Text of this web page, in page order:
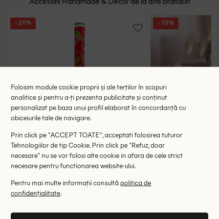
Accesorii Handmade & Decor de la alte branduri
- 29% - 78%
Folosim module cookie proprii și ale terților în scopuri
analitice și pentru a-ți prezenta publicitate și conținut
personalizat pe baza unui profil elaborat în concordanță cu
obiceiurile tale de navigare.
Prin click pe "ACCEPT TOATE", acceptati folosirea tuturor
Tehnologiilor de tip Cookie. Prin click pe "Refuz, doar
necesare" nu se vor folosi alte cookie in afara de cele strict
necesare pentru functionarea website-ului.
Pentru mai multe informații consultă politica de
confidențialitate.